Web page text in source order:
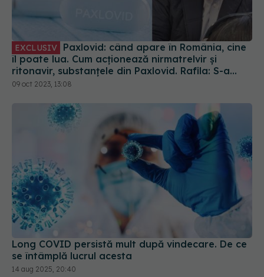
EXCLUSIV
îl poate lua. Cum acționează nirmatrelvir și
ritonavir, substanțele din Paxlovid. Rafila: S-a
semnat contractul. Va fi disponibil la
recomandarea medicului
09 oct 2023, 13:08
Long COVID persistă mult după vindecare. De ce
se întâmplă lucrul acesta
14 aug 2025, 20:40